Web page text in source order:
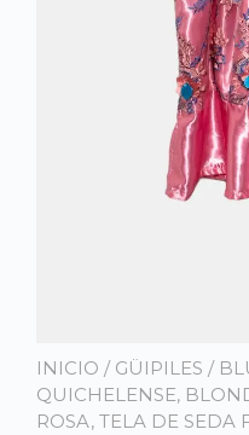
INICIO / GÜIPILES /
QUICHELENSE,
ROSA, TELA DE SEDA